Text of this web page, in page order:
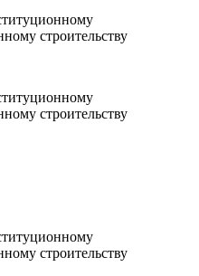
строительству
строительству
строительству